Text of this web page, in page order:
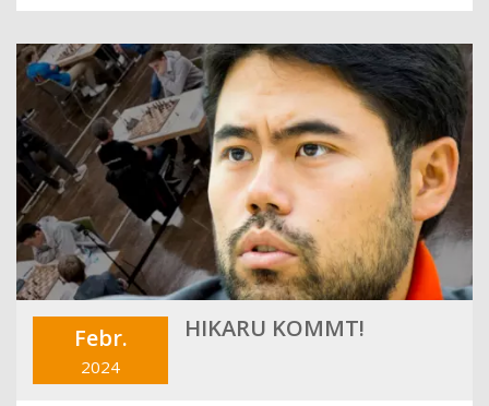
Febr.
2024
HIKARU KOMMT!